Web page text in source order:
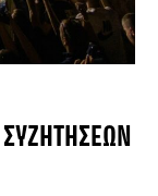
ΣΥΖΗΤΉΣΕΩΝ